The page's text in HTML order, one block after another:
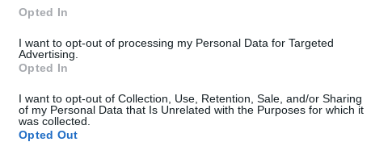
Opted In
I want to opt-out of processing my Personal Data for Targeted
Advertising.
Opted In
I want to opt-out of Collection, Use, Retention, Sale, and/or Sharing
of my Personal Data that Is Unrelated with the Purposes for which it
was collected.
Opted Out
Následující článek
Radnice chce provozovatele Junior clubu vybrat